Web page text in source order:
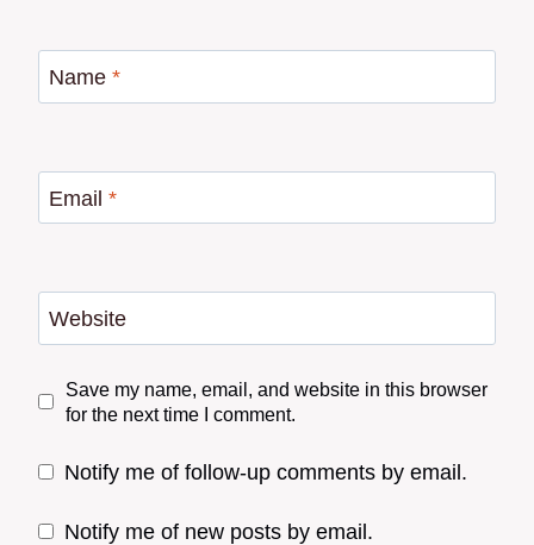
Name *
Email *
Website
Save my name, email, and website in this browser
for the next time I comment.
Notify me of follow-up comments by email.
Notify me of new posts by email.